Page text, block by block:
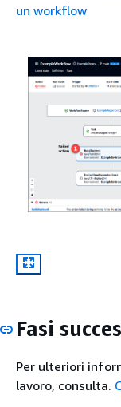
un workflow
Fasi
Per ulteriori
lavoro, consulta.